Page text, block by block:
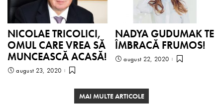
NICOLAE TRICOLICI,
OMUL CARE VREA SĂ
MUNCEASCĂ ACASĂ!
august 23, 2020
NADYA GUDUMAK TE
ÎMBRACĂ FRUMOS!
august 22, 2020
MAI MULTE ARTICOLE